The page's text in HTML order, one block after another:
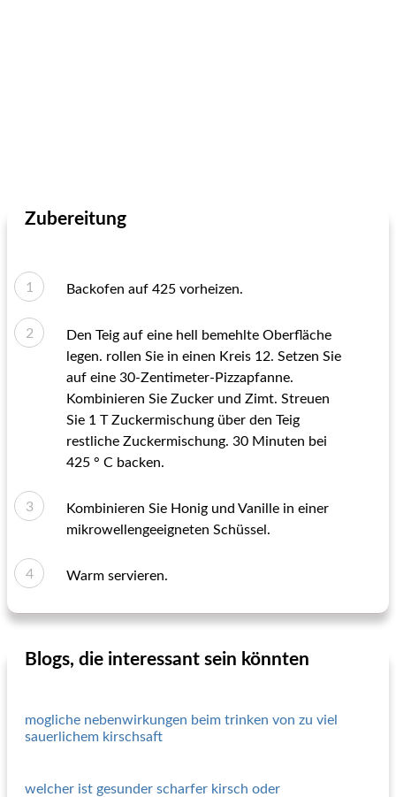
Zubereitung
Backofen auf 425 vorheizen.
Den Teig auf eine hell bemehlte Oberfläche
legen. rollen Sie in einen Kreis 12. Setzen Sie
auf eine 30-Zentimeter-Pizzapfanne.
Kombinieren Sie Zucker und Zimt. Streuen
Sie 1 T Zuckermischung über den Teig
restliche Zuckermischung. 30 Minuten bei
425 ° C backen.
Kombinieren Sie Honig und Vanille in einer
mikrowellengeeigneten Schüssel.
Warm servieren.
Blogs, die interessant sein könnten
mogliche nebenwirkungen beim trinken von zu viel
sauerlichem kirschsaft
welcher ist gesunder scharfer kirsch oder